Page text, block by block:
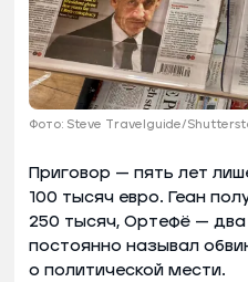
Фото: Steve Travelguide/
Приговор — пять лет
100 тысяч евро. Геан
250 тысяч, Ортефё —
постоянно называл
о политической мести.